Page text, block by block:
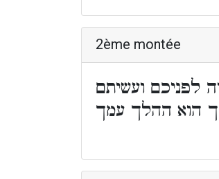
2ème montée
לפניכם ועשיתם
הוא ההלך עמך